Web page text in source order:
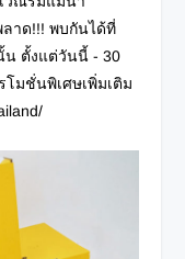
ลาด!!! พบกันได้ที่
น​ ตั้งแต่วันนี้​ -​ 30
มชั่นพิเศษเพิ่มเติม